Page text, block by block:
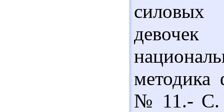
силовых
методика
№ 11.- С.